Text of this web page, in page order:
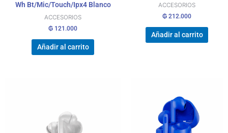
Wh Bt/Mic/Touch/Ipx4 Blanco
ACCESORIOS
₲ 121.000
Añadir al carrito
ACCESORIOS
₲ 212.000
Añadir al carrito